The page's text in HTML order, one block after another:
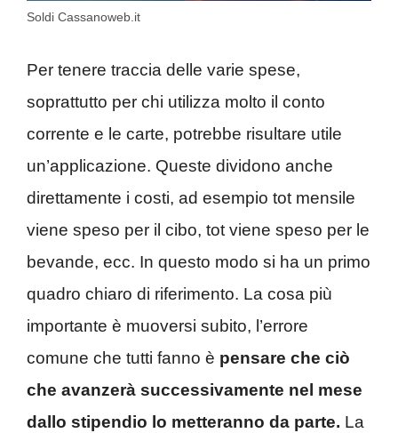
Soldi Cassanoweb.it
Per tenere traccia delle varie spese,
soprattutto per chi utilizza molto il conto
corrente e le carte, potrebbe risultare utile
un’applicazione. Queste dividono anche
direttamente i costi, ad esempio tot mensile
viene speso per il cibo, tot viene speso per le
bevande, ecc. In questo modo si ha un primo
quadro chiaro di riferimento. La cosa più
importante è muoversi subito, l’errore
comune che tutti fanno è pensare che ciò
che avanzerà successivamente nel mese
dallo stipendio lo metteranno da parte. La